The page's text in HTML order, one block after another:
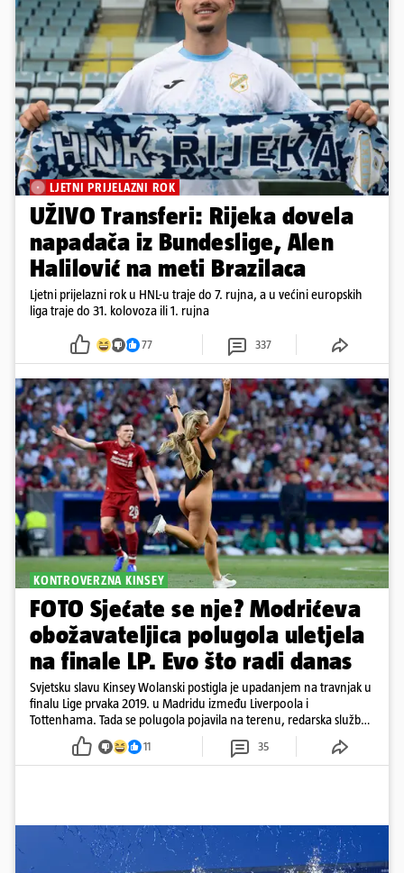
LJETNI PRIJELAZNI ROK
UŽIVO Transferi: Rijeka dovela
napadača iz Bundeslige, Alen
Halilović na meti Brazilaca
Ljetni prijelazni rok u HNL-u traje do 7. rujna, a u većini europskih
liga traje do 31. kolovoza ili 1. rujna
77 337
KONTROVERZNA KINSEY
FOTO Sjećate se nje? Modrićeva
obožavateljica polugola uletjela
na finale LP. Evo što radi danas
Svjetsku slavu Kinsey Wolanski postigla je upadanjem na travnjak u
finalu Lige prvaka 2019. u Madridu između Liverpoola i
Tottenhama. Tada se polugola pojavila na terenu, redarska služba
ju je lovila po travnjaku, a njezine fotografije obišle su svijet.
11 35